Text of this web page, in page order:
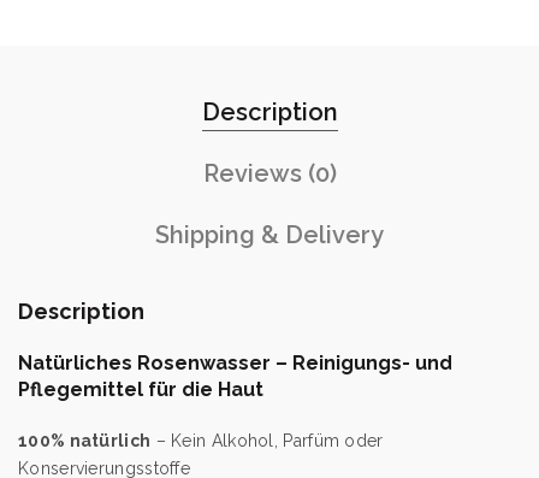
Description
Reviews (0)
Shipping & Delivery
Description
Natürliches Rosenwasser – Reinigungs- und
Pflegemittel für die Haut
100% natürlich – Kein Alkohol, Parfüm oder
Konservierungsstoffe